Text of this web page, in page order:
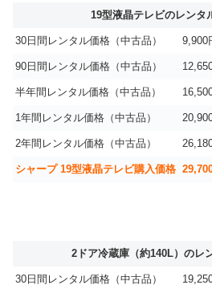
19型液晶テレビのレンタ
30日間レンタル価格（中古品） 9,900
90日間レンタル価格（中古品）
半年間レンタル価格（中古品）
1年間レンタル価格（中古品）
2年間レンタル価格（中古品）
シャープ 19型液晶テレビ購入価格
2ドア冷蔵庫（約140L）のレ
30日間レンタル価格（中古品）